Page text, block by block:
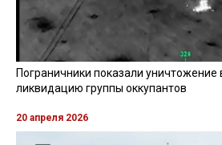
Пограничники показали уничтожение
ликвидацию группы оккупантов
20 апреля 2026